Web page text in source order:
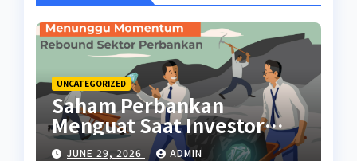
UNCATEGORIZED
Saham Perbankan
Menguat Saat Investor
Kembali Aktif
JUNE 29, 2026 ADMIN